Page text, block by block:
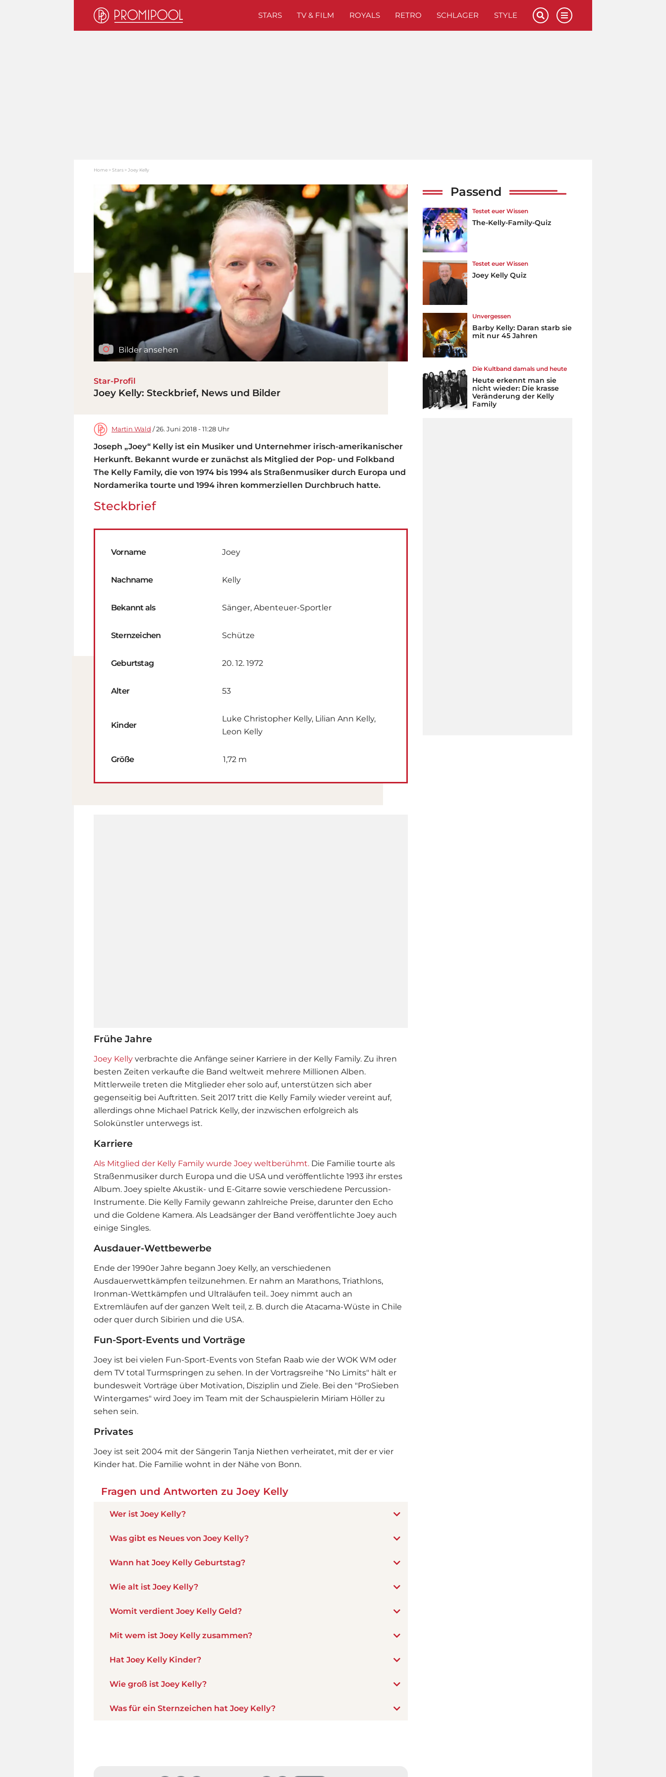
STARS TV & FILM ROYALS RETRO SCHLAGER STYLE
Home Stars Joey Kelly
Bilder ansehen
Star-Profil
Joey Kelly: Steckbrief, News und Bilder
Martin Wald / 26. Juni 2018 - 11:28 Uhr
Joseph „Joey“ Kelly ist ein Musiker und Unternehmer irisch-amerikanischer
Herkunft. Bekannt wurde er zunächst als Mitglied der Pop- und Folkband
The Kelly Family, die von 1974 bis 1994 als Straßenmusiker durch Europa und
Nordamerika tourte und 1994 ihren kommerziellen Durchbruch hatte.
Steckbrief
Vorname Joey
Nachname Kelly
Bekannt als Sänger, Abenteuer-Sportler
Sternzeichen Schütze
Geburtstag 20. 12. 1972
Alter 53
Kinder
Luke Christopher Kelly, Lilian Ann Kelly,
Leon Kelly
Größe 1,72 m
Frühe Jahre
Joey Kelly verbrachte die Anfänge seiner Karriere in der Kelly Family. Zu ihren
besten Zeiten verkaufte die Band weltweit mehrere Millionen Alben.
Mittlerweile treten die Mitglieder eher solo auf, unterstützen sich aber
gegenseitig bei Auftritten. Seit 2017 tritt die Kelly Family wieder vereint auf,
allerdings ohne Michael Patrick Kelly, der inzwischen erfolgreich als
Solokünstler unterwegs ist.
Karriere
Als Mitglied der Kelly Family wurde Joey weltberühmt. Die Familie tourte als
Straßenmusiker durch Europa und die USA und veröffentlichte 1993 ihr erstes
Album. Joey spielte Akustik- und E-Gitarre sowie verschiedene Percussion-
Instrumente. Die Kelly Family gewann zahlreiche Preise, darunter den Echo
und die Goldene Kamera. Als Leadsänger der Band veröffentlichte Joey auch
einige Singles.
Ausdauer-Wettbewerbe
Ende der 1990er Jahre begann Joey Kelly, an verschiedenen
Ausdauerwettkämpfen teilzunehmen. Er nahm an Marathons, Triathlons,
Ironman-Wettkämpfen und Ultraläufen teil.. Joey nimmt auch an
Extremläufen auf der ganzen Welt teil, z. B. durch die Atacama-Wüste in Chile
oder quer durch Sibirien und die USA.
Fun-Sport-Events und Vorträge
Joey ist bei vielen Fun-Sport-Events von Stefan Raab wie der WOK WM oder
dem TV total Turmspringen zu sehen. In der Vortragsreihe "No Limits" hält er
bundesweit Vorträge über Motivation, Disziplin und Ziele. Bei den "ProSieben
Wintergames" wird Joey im Team mit der Schauspielerin Miriam Höller zu
sehen sein.
Privates
Joey ist seit 2004 mit der Sängerin Tanja Niethen verheiratet, mit der er vier
Kinder hat. Die Familie wohnt in der Nähe von Bonn.
Fragen und Antworten zu Joey Kelly
Wer ist Joey Kelly?
Was gibt es Neues von Joey Kelly?
Wann hat Joey Kelly Geburtstag?
Wie alt ist Joey Kelly?
Womit verdient Joey Kelly Geld?
Mit wem ist Joey Kelly zusammen?
Hat Joey Kelly Kinder?
Wie groß ist Joey Kelly?
Was für ein Sternzeichen hat Joey Kelly?
Passend
Testet euer Wissen
The-Kelly-Family-Quiz
Testet euer Wissen
Joey Kelly Quiz
Unvergessen
Barby Kelly: Daran starb sie
mit nur 45 Jahren
Die Kultband damals und heute
Heute erkennt man sie
nicht wieder: Die krasse
Veränderung der Kelly
Family